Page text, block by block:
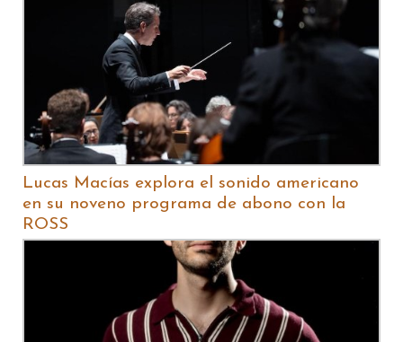
Lucas Macías explora el sonido americano
en su noveno programa de abono con la
ROSS